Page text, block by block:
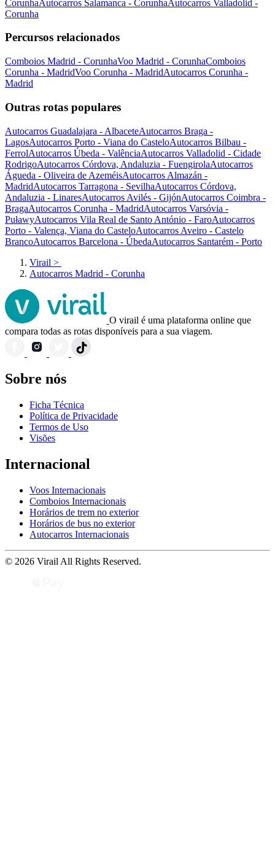
CorunhaAutocarros Salamanca - CorunhaAutocarros Valladolid -
Corunha
Percursos relacionados
Comboios Madrid - CorunhaVoo Madrid - CorunhaComboios
Corunha - MadridVoo Corunha - MadridAutocarros Corunha -
Madrid
Outras rotas populares
Autocarros Guadalajara - AlbaceteAutocarros Braga -
LagosAutocarros Porto - Viana do CasteloAutocarros Bilbau -
FerrolAutocarros Úbeda - ValênciaAutocarros Valladolid - Cidade
RodrigoAutocarros Córdova, Andaluzia - FuengirolaAutocarros
Águeda - Oliveira de AzeméisAutocarros Almazán -
MadridAutocarros Tarragona - SevilhaAutocarros Córdova,
Andaluzia - LinaresAutocarros Avilés - GijónAutocarros Coimbra -
BragaAutocarros Corunha - MadridAutocarros Varsóvia -
PuławyAutocarros Vila Real de Santo António - FaroAutocarros
Porto - Valença, Viana do CasteloAutocarros Aveiro - Castelo
BrancoAutocarros Barcelona - ÚbedaAutocarros Santarém - Porto
Virail >
Autocarros Madrid - Corunha
O virail é uma plataforma online que
compara todas as rotas disponíveis para a sua viagem.
Sobre nós
Ficha Técnica
Política de Privacidade
Termos de Uso
Visões
Internacional
Voos Internacionais
Comboios Internacionais
Horários de trem no exterior
Horários de bus no exterior
Autocarros Internacionais
© 2026 Virail All Rights Reserved.